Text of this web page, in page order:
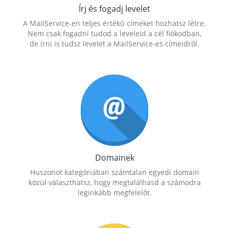
Írj és fogadj levelet
A MailService-en teljes értékű címeket hozhatsz létre.
Nem csak fogadni tudod a leveleid a cél fiókodban,
de írni is tudsz levelet a MailService-es címeidről.
Domainek
Huszonöt kategóriában számtalan egyedi domain
közül választhatsz, hogy megtalálhasd a számodra
leginkább megfelelőt.